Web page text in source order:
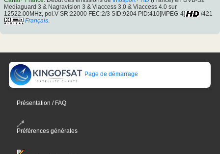
Mediaguard 3 & Nagravision 3 & Viaccess 3.0 & Viaccess 4.0 sur
12522.00MHz, pol.V SR:22000 FEC:2/3 SID:9204 PID:410[MPEG-4]
/421
Français.
Page de démarrage
Présentation / FAQ
Préférences générales